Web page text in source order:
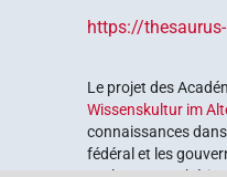
https://
Le projet des
Wissenskultur im
connaissances
fédéral et les